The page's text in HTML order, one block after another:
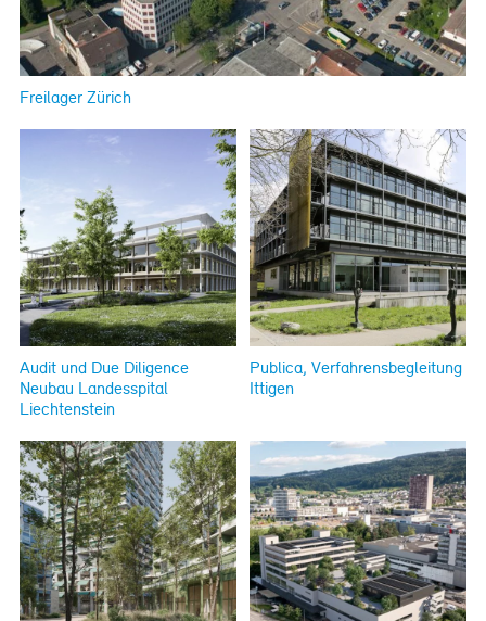
Freilager Zürich
Audit und Due Diligence
Neubau Landesspital
Liechtenstein
Publica, Verfahrensbegleitung
Ittigen